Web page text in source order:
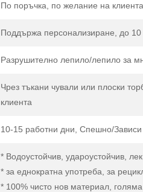
По поръчка, по желание на клиента
Поддържа персонализиране, до 10
Разрушително лепило/лепило за
Чрез тъкани чували или плоски
клиента
10-15 работни дни, Спешно/Зависи
* Водоустойчив, удароустойчив,
* за еднократна употреба, за
* 100% чисто нов материал,